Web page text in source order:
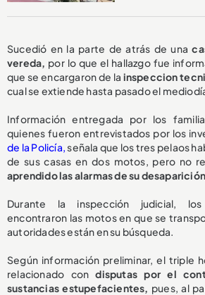
Sucedió en la parte de atrás de una
vereda, por lo que el hallazgo fue
que se encargaron de la inspeccion
cual se extiende hasta pasado el
Información entregada por los
quienes fueron entrevistados por los
de la Policía,señala que los tres pelaos
de sus casas en dos motos, pero no
aprendido las alarmas de su
Durante la inspección judicial,
encontraron las motos en que se
autoridades están en su búsqueda.
Según información preliminar, el triple
relacionado condisputas por el
sustancias estupefacientes, pues, al